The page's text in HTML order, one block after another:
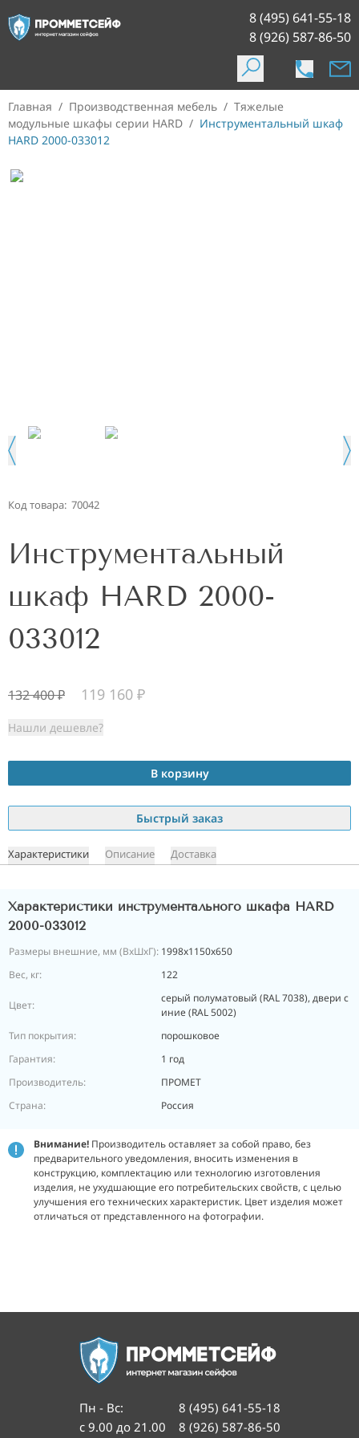
8 (495) 641-55-18
8 (926) 587-86-50
Главная / Производственная мебель / Тяжелые
модульные шкафы серии HARD / Инструментальный шкаф
HARD 2000-033012
Код товара: 70042
Инструментальный
шкаф HARD 2000-
033012
132 400₽ 119 160 ₽
Нашли дешевле?
В корзину
Быстрый заказ
Характеристики Описание Доставка
Характеристики инструментального шкафа HARD
2000-033012
Размеры внешние, мм (ВхШхГ): 1998x1150x650
Вес, кг:
122
Цвет:
серый полуматовый (RAL 7038), двери с
иние (RAL 5002)
Тип покрытия:
порошковое
Гарантия:
1 год
Производитель:
ПРОМЕТ
Страна:
Россия
Внимание! Производитель оставляет за собой право, без
предварительного уведомления, вносить изменения в
конструкцию, комплектацию или технологию изготовления
изделия, не ухудшающие его потребительских свойств, с целью
улучшения его технических характеристик. Цвет изделия может
отличаться от представленного на фотографии.
Пн - Вс:
с 9.00 до 21.00
8 (495) 641-55-18
8 (926) 587-86-50